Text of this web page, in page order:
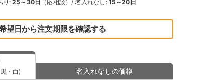
り: 25～30日 （応相談）/ 名入れなし: 15～20日
望日から注文期限を確認する
・白)
名入れなしの価格